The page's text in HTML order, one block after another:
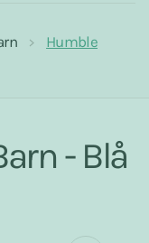
Humble
- Blå